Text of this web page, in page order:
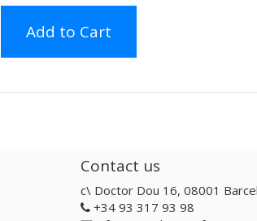
Add to Cart
Contact us
c\ Doctor Dou 16, 08001
+34 93 317 93 98